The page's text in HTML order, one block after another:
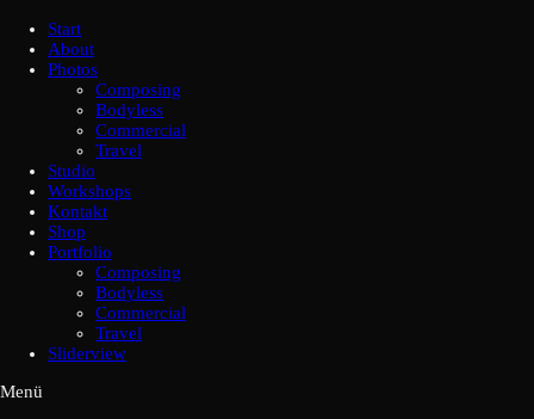
Start
About
Photos
Composing
Bodyless
Commercial
Travel
Studio
Workshops
Kontakt
Shop
Portfolio
Composing
Bodyless
Commercial
Travel
Sliderview
Menü